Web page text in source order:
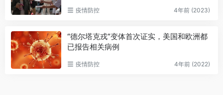
疫情防控 4年前 (2023)
“德尔塔克戎”变体首次证实，美国和欧洲都
已报告相关病例
疫情防控 4年前 (2022)